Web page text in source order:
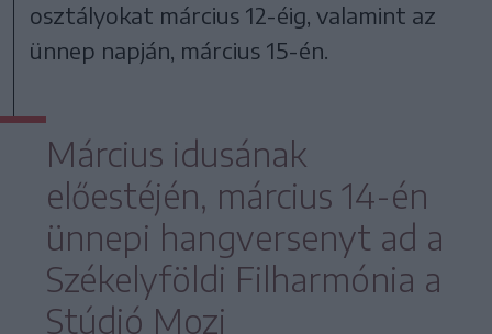
osztályokat március 12-éig, valamint az
ünnep napján, március 15-én.
Március idusának
előestéjén, március 14-én
ünnepi hangversenyt ad a
Székelyföldi Filharmónia a
Stúdió Mozi